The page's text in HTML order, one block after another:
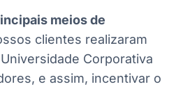
meios de
clientes realizaram
Corporativa
e assim, incentivar o